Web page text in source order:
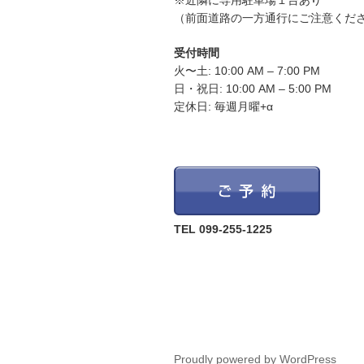
（前面道路の一方通行にご注意くだ
受付時間
火〜土: 10:00 AM – 7:00 PM
日・祝日: 10:00 AM – 5:00 PM
定休日: 毎週月曜+α
TEL 099-255-1225
Proudly powered by WordPress